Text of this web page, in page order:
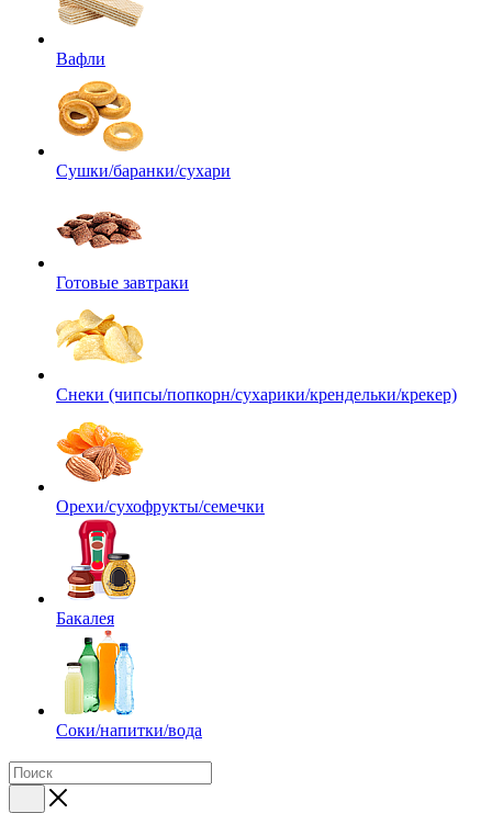
Вафли
Сушки/баранки/сухари
Готовые завтраки
Снеки (чипсы/попкорн/сухарики/крендельки/крекер)
Орехи/сухофрукты/семечки
Бакалея
Соки/напитки/вода